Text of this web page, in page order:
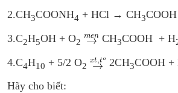
2.CH3COONH4 + HCl → CH3
3.C2H5OH + O2 CH3COOH + H
4.C4H10 + 5/2 O2 2CH3COOH +
Hãy cho biết: